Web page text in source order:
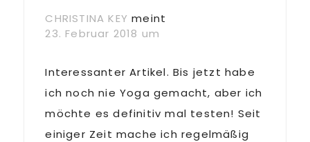
CHRISTINA KEY meint
23. Februar 2018 um
Interessanter Artikel. Bis jetzt habe
ich noch nie Yoga gemacht, aber ich
möchte es definitiv mal testen! Seit
einiger Zeit mache ich regelmäßig